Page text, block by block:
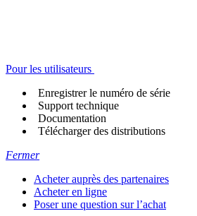
Pour les utilisateurs
Enregistrer le numéro de série
Support technique
Documentation
Télécharger des distributions
Fermer
Acheter auprès des partenaires
Acheter en ligne
Poser une question sur l’achat